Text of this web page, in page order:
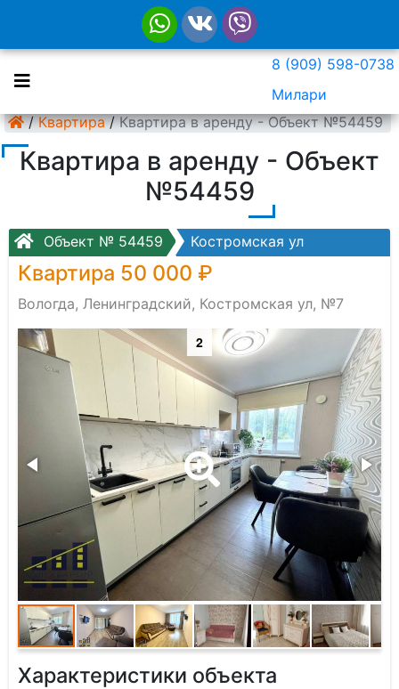
8 (909) 598-0738
Милари
/ Квартира / Квартира в аренду - Объект №54459
Квартира в аренду - Объект
№54459
Объект № 54459 Костромская ул
Квартира 50 000 ₽
Вологда, Ленинградский, Костромская ул, №7
2
Характеристики объекта